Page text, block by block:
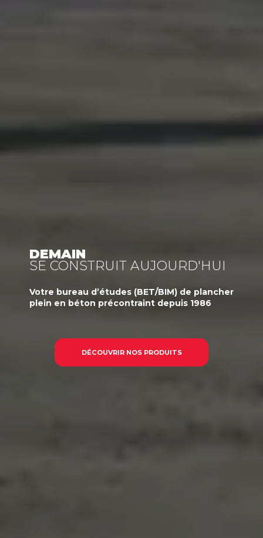
DEMAIN
SE CONSTRUIT AUJOURD'HUI
Votre bureau d’études (BET/BIM) de plancher
plein en béton précontraint depuis 1986
DÉCOUVRIR NOS PRODUITS